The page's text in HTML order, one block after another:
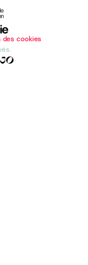
des cookies